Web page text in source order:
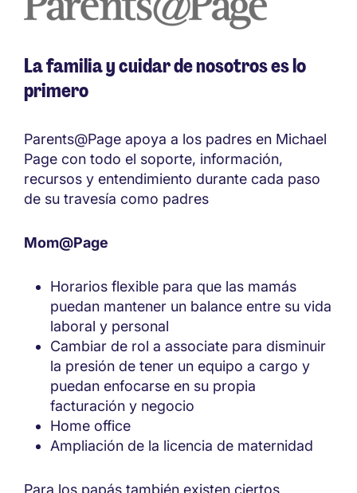
La familia y cuidar de nosotros es lo
primero
Parents@Page apoya a los padres en Michael
Page con todo el soporte, información,
recursos y entendimiento durante cada paso
de su travesía como padres
Mom@Page
Horarios flexible para que las mamás
puedan mantener un balance entre su vida
laboral y personal
Cambiar de rol a associate para disminuir
la presión de tener un equipo a cargo y
puedan enfocarse en su propia
facturación y negocio
Home office
Ampliación de la licencia de maternidad
Para los papás también existen ciertos